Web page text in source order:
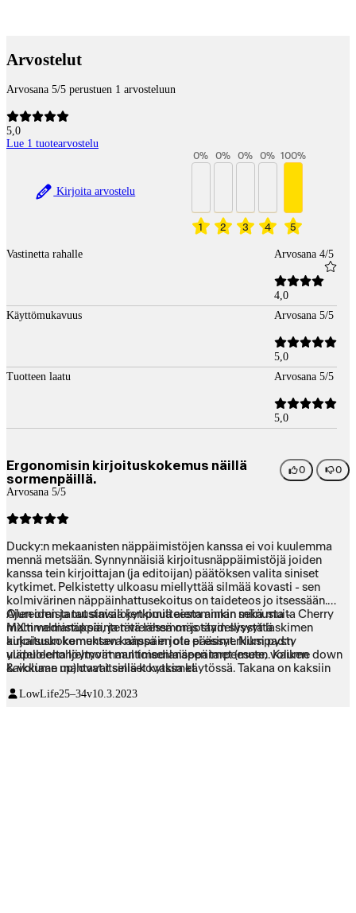
Arvostelut
Arvosana 5/5 perustuen 1 arvosteluun
5,0
Lue 1 tuotearvostelu
Kirjoita arvostelu
1
0%
2
0%
3
0%
4
0%
5
100%
Vastinetta rahalle Arvosana 4/5
4,0
Käyttömukavuus
Arvosana 5/5
5,0
Tuotteen laatu
Arvosana 5/5
5,0
Ergonomisin kirjoituskokemus näillä
sormenpäillä.
Arvosana 5/5
0 0
Ducky:n mekaanisten näppäimistöjen kanssa ei voi kuulemma
mennä metsään. Synnynnäisiä kirjoitusnäppäimistöjä joiden
kanssa tein kirjoittajan (ja editoijan) päätöksen valita siniset
kytkimet. Pelkistetty ulkoasu miellyttää silmää kovasti - sen
kolmivärinen näppäinhattusekoitus on taideteos jo itsessään.
Olen omistanut sinisiä kytkimiä aiemminkin sekä muita Cherry
MX:n valmistuksia, ja tätä lähemmäs täydellisyyttä
kirjoituskokemuksen kanssa en ole päässyt. Numpad:n
yläpuolelta löytyvät multimedianäppäimet (mute, volume down
& volume up) ovat itsellä kovassa käytössä. Takana on kaksiin
miellyttävän kirjoitusasennon.
Ajureiden ja taustavalojen puutteesta annan miinusta -
multimedianäppäinten vieressä on jostain syystä laskimen
aukaisuun komentava näppäin jota ei esimerkiksi pysty
uudelleenohjelmoimaan toisenlaiseen tarpeeseen. Kaiken
kaikkiaan mahtavat siniset kytkimet.
LowLife25–34v10.3.2023